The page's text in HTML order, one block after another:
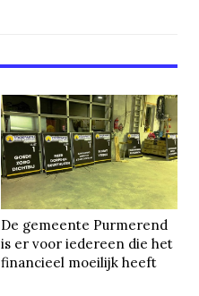
De gemeente Purmerend
is er voor iedereen die het
financieel moeilijk heeft